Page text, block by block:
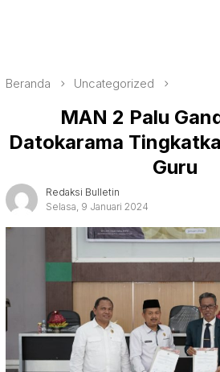
Beranda Uncategorized
MAN 2 Palu
Datokarama
Guru
Redaksi Bulletin
Selasa, 9 Januari 2024